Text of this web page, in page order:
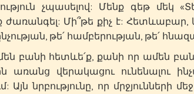
չպասելով: Մենք գեթ մեկ
ժառանգել: Մի՞թե քիչ է: Հետևաբար,
թե՛ համբերության, թե՛
հետևե՛ք, քանի որ ամեն բան
առանց վերակացու ունենալու
նրբությունը, որ մրջյունների